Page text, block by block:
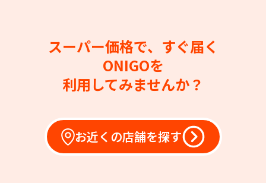
スーパー価格で、すぐ届く
ONIGOを
利用してみませんか？
お近くの店舗を探す